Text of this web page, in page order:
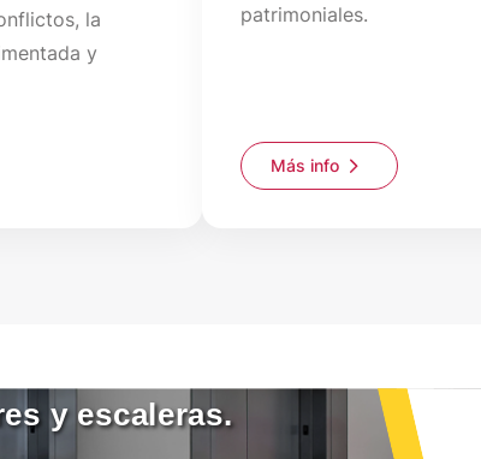
la
y
patrimoniales.
Más info